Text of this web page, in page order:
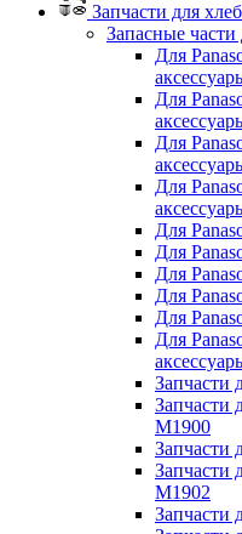
Запчасти для
Запасные
Для
Для
Для
Для
Для
Для
Для
Для
Для
Для
Запчасти
Запчасти
M1900
Запчасти
Запчасти
M1902
Запчасти